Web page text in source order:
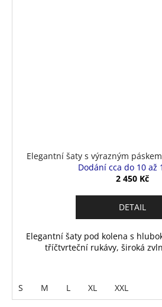
Elegantní šaty s výrazným
Dodání cca do 10 až
2 450 Kč
DETAIL
Elegantní šaty pod kolena s
tříčtvrteční rukávy, široká
S M L XL XXL